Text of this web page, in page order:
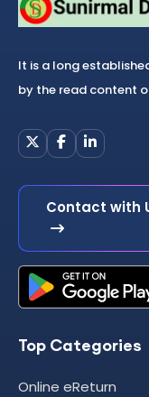
It is a long
by the read content
Contact with
Top Categories
Online eReturn